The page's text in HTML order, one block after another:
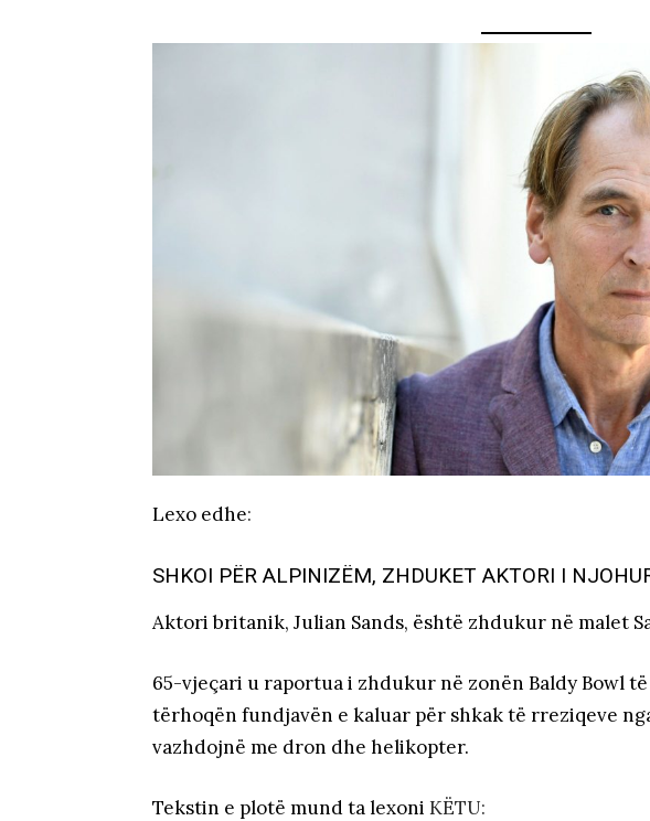
Lexo edhe:
SHKOI PËR ALPINIZËM, ZHDUKET AKTORI I
Aktori britanik, Julian Sands, është zhdukur në malet
65-vjeçari u raportua i zhdukur në zonën Baldy Bowl
tërhoqën fundjavën e kaluar për shkak të rreziqeve
vazhdojnë me dron dhe helikopter.
Tekstin e plotë mund ta lexoni KËTU: